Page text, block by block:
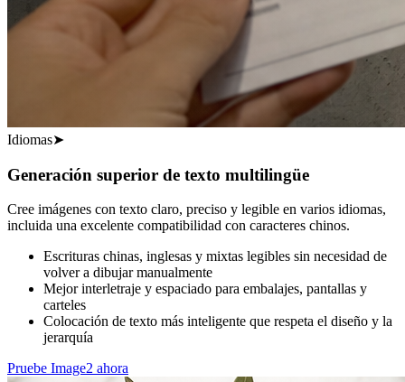
Idiomas➤
Generación superior de texto multilingüe
Cree imágenes con texto claro, preciso y legible en varios idiomas,
incluida una excelente compatibilidad con caracteres chinos.
Escrituras chinas, inglesas y mixtas legibles sin necesidad de
volver a dibujar manualmente
Mejor interletraje y espaciado para embalajes, pantallas y
carteles
Colocación de texto más inteligente que respeta el diseño y la
jerarquía
Pruebe Image2 ahora